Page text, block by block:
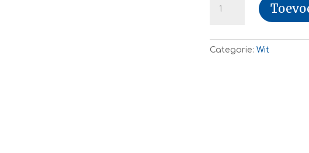
Riesling
(6fl.)
aantal
Categorie: Wit